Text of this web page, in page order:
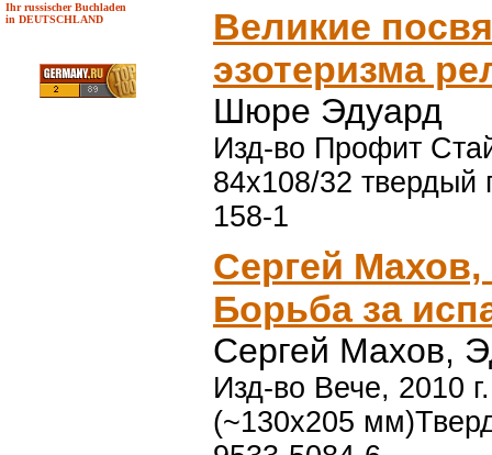
Ihr russischer Buchladen
in DEUTSCHLAND
Великие
эзотеризма
Шюре Эдуард
Изд-во Профит
84x108/32 твердый
158-1
Сергей
Борьба за
Сергей Махов,
Изд-во Вече, 2010
(~130х205